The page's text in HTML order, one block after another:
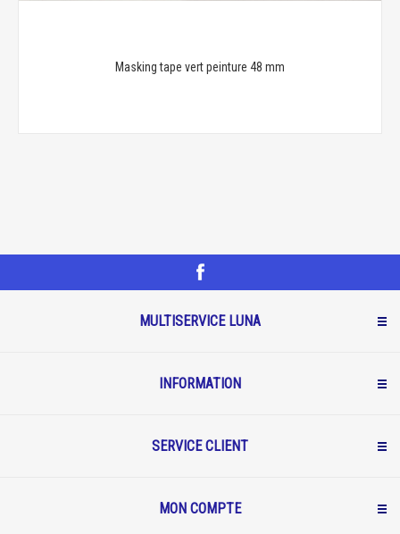
Masking tape vert peinture 48 mm
MULTISERVICE LUNA
INFORMATION
SERVICE CLIENT
MON COMPTE